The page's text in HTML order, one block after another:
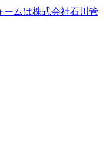
ムは株式会社石川管